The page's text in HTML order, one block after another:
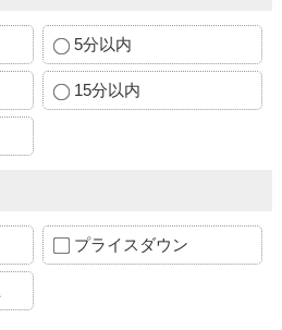
5分以内
15分以内
プライスダウン